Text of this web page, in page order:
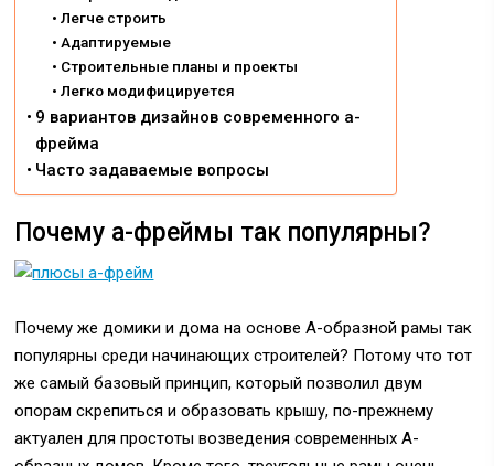
Легче строить
Адаптируемые
Строительные планы и проекты
Легко модифицируется
9 вариантов дизайнов современного а-
фрейма
Часто задаваемые вопросы
Почему а-фреймы так популярны?
Почему же домики и дома на основе А-образной рамы так
популярны среди начинающих строителей? Потому что тот
же самый базовый принцип, который позволил двум
опорам скрепиться и образовать крышу, по-прежнему
актуален для простоты возведения современных А-